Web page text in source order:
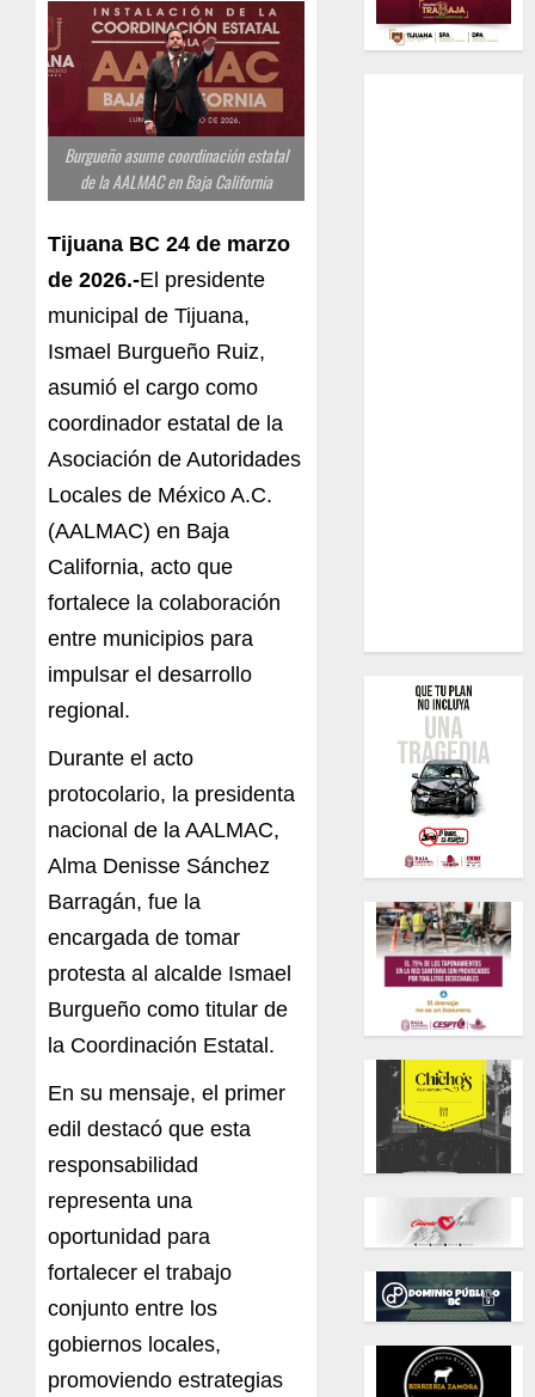
Burgueño asume coordinación estatal
de la AALMAC en Baja California
Tijuana BC 24 de marzo
de 2026.-El presidente
municipal de Tijuana,
Ismael Burgueño Ruiz,
asumió el cargo como
coordinador estatal de la
Asociación de Autoridades
Locales de México A.C.
(AALMAC) en Baja
California, acto que
fortalece la colaboración
entre municipios para
impulsar el desarrollo
regional.
Durante el acto
protocolario, la presidenta
nacional de la AALMAC,
Alma Denisse Sánchez
Barragán, fue la
encargada de tomar
protesta al alcalde Ismael
Burgueño como titular de
la Coordinación Estatal.
En su mensaje, el primer
edil destacó que esta
responsabilidad
representa una
oportunidad para
fortalecer el trabajo
conjunto entre los
gobiernos locales,
promoviendo estrategias